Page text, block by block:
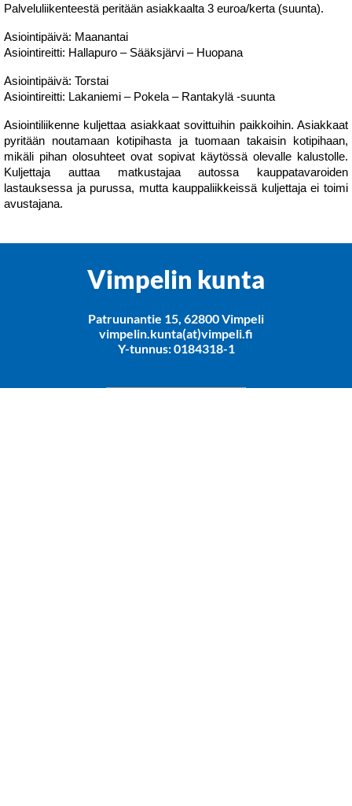
Palveluliikenteestä peritään asiakkaalta 3 euroa/kerta (suunta).
Asiointipäivä: Maanantai
Asiointireitti: Hallapuro – Sääksjärvi – Huopana
Asiointipäivä: Torstai
Asiointireitti: Lakaniemi – Pokela – Rantakylä -suunta
Asiointiliikenne kuljettaa asiakkaat sovittuihin paikkoihin. Asiakkaat
pyritään noutamaan kotipihasta ja tuomaan takaisin kotipihaan,
mikäli pihan olosuhteet ovat sopivat käytössä olevalle kalustolle.
Kuljettaja auttaa matkustajaa autossa kauppatavaroiden
lastauksessa ja purussa, mutta kauppaliikkeissä kuljettaja ei toimi
avustajana.
Vimpelin kunta
Patruunantie 15, 62800 Vimpeli
vimpelin.kunta(at)vimpeli.fi
Y-tunnus: 0184318-1